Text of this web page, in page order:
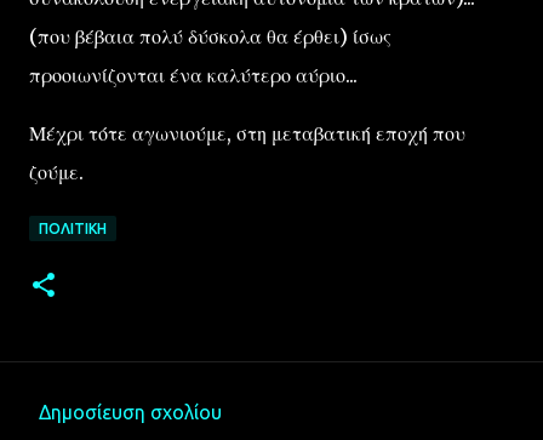
(που βέβαια πολύ δύσκολα θα έρθει) ίσως
προοιωνίζονται ένα καλύτερο αύριο...
Μέχρι τότε αγωνιούμε, στη μεταβατική εποχή που
ζούμε.
ΠΟΛΙΤΙΚΉ
Δημοσίευση σχολίου